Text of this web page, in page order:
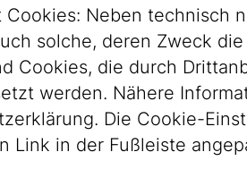
Neben technisch
solche, deren Zweck die
Cookies, die durch
werden. Nähere
Die Cookie-
Link in der Fußleiste